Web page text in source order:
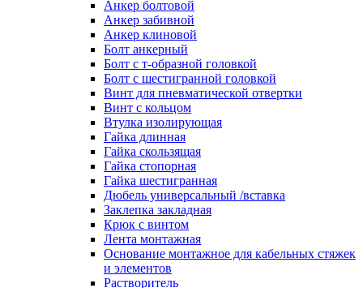
кабель-канала
Коробка распределительная для
кабель-каналов
Крышка для настенного кабель-
Панель лицевая для настенного
канала
Перегородка разделительная для
настенного кабель-канала
Переходник для кабель-канала
Поворот для кабель-канала
Поворот для настенного кабель-
Рамка для ввода настенного
канала в стену/потолок/щит
Соединитель на стык для
кабель-канала
Соединитель/накладка на стык для
кабель-канала
Угол внешний для кабель-канала
Угол внешний для настенного
канала
Анкер болтовой
Анкер забивной
Анкер клиновой
Болт анкерный
Болт с т-образной головкой
Болт с шестигранной головкой
Винт для пневматической отвертки
Винт с кольцом
Втулка изолирующая
Гайка длинная
Гайка скользящая
Гайка стопорная
Гайка шестигранная
Дюбель универсальный /вставка
Заклепка закладная
Крюк с винтом
Лента монтажная
Основание монтажное для кабельных стяжек
и элементов
Растворитель